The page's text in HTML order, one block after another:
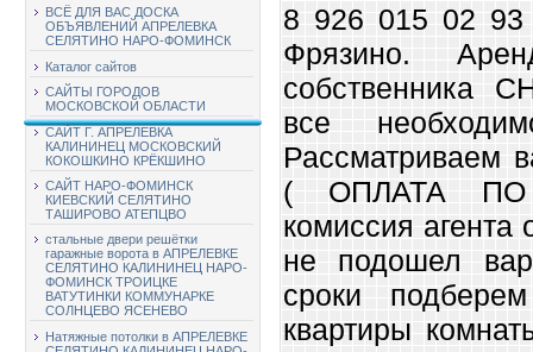
ВСЁ ДЛЯ ВАС ДОСКА
ОБЪЯВЛЕНИЙ АПРЕЛЕВКА
СЕЛЯТИНО НАРО-ФОМИНСК
Каталог сайтов
САЙТЫ ГОРОДОВ
МОСКОВСКОЙ ОБЛАСТИ
САЙТ Г. АПРЕЛЕВКА
КАЛИНИНЕЦ МОСКОВСКИЙ
КОКОШКИНО КРЁКШИНО
САЙТ НАРО-ФОМИНСК
КИЕВСКИЙ СЕЛЯТИНО
ТАШИРОВО АТЕПЦВО
стальные двери решётки
гаражные ворота в АПРЕЛЕВКЕ
СЕЛЯТИНО КАЛИНИНЕЦ НАРО-
ФОМИНСК ТРОИЦКЕ
ВАТУТИНКИ КОММУНАРКЕ
СОЛНЦЕВО ЯСЕНЕВО
Натяжные потолки в АПРЕЛЕВКЕ
8 926 015 02 93
Фрязино.
собственника
все
Рассматриваем
( ОПЛАТА ПО
комиссия агента
не подошел
сроки
квартиры